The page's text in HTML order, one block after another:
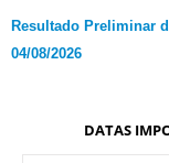
Resultado Preliminar
04/08/2026
DATAS